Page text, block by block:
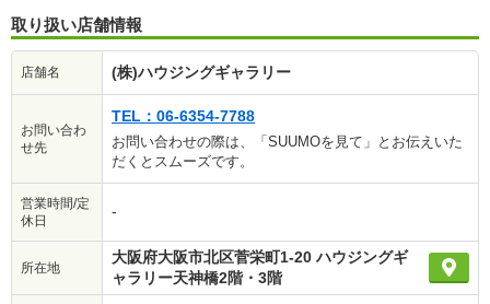
取り扱い店舗情報
店舗名 (株)ハウジングギャラリー
お問い合わ
せ先
TEL：06-6354-7788
お問い合わせの際は、「SUUMOを見て」とお伝えいた
だくとスムーズです。
営業時間/定
休日
-
所在地
大阪府大阪市北区菅栄町1-20 ハウジングギ
ャラリー天神橋2階・3階